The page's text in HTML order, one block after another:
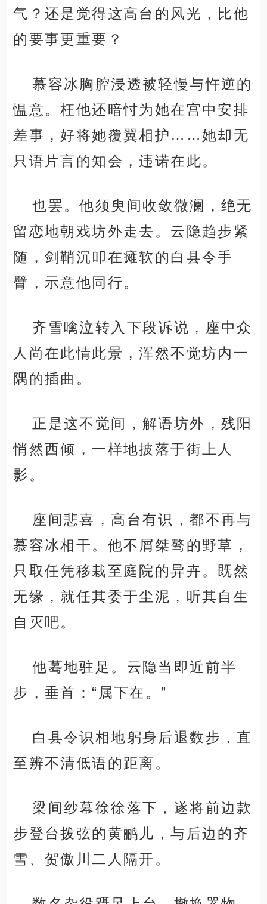
气？还是觉得这高台的风光，比他
的要事更重要？
慕容冰胸腔浸透被轻慢与忤逆的
愠意。枉他还暗忖为她在宫中安排
差事，好将她覆翼相护……她却无
只语片言的知会，违诺在此。
也罢。他须臾间收敛微澜，绝无
留恋地朝戏坊外走去。云隐趋步紧
随，剑鞘沉叩在瘫软的白县令手
臂，示意他同行。
齐雪噙泣转入下段诉说，座中众
人尚在此情此景，浑然不觉坊内一
隅的插曲。
正是这不觉间，解语坊外，残阳
悄然西倾，一样地披落于街上人
影。
座间悲喜，高台有识，都不再与
慕容冰相干。他不屑桀骜的野草，
只取任凭移栽至庭院的异卉。既然
无缘，就任其委于尘泥，听其自生
自灭吧。
他蓦地驻足。云隐当即近前半
步，垂首：“属下在。”
白县令识相地躬身后退数步，直
至辨不清低语的距离。
梁间纱幕徐徐落下，遂将前边款
步登台拨弦的黄鹂儿，与后边的齐
雪、贺傲川二人隔开。